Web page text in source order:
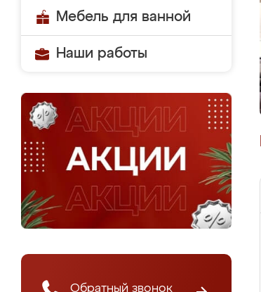
Мебель для ванной
Наши работы
Обратный звонок